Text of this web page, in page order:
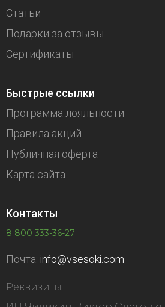
Статьи
Подарки за отзывы
Сертификаты
Быстрые ссылки
Программа лояльности
Правила акций
Публичная оферта
Карта сайта
Контакты
8 800 333-36-27
Почта: info@vsesoki.com
Реквизиты